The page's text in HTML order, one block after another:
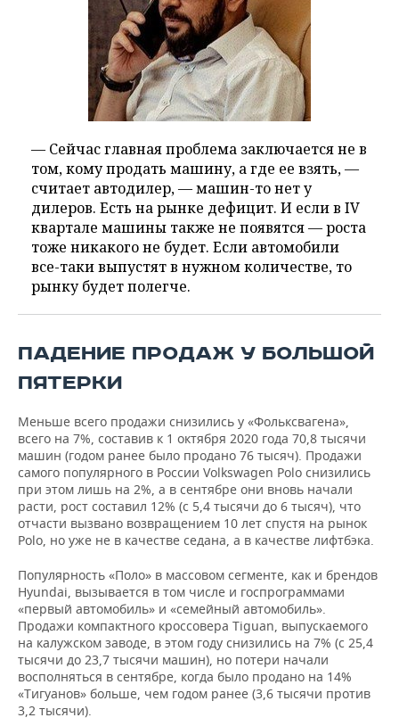
10 131
11
346
-11%
9 741
6
341
54%
Chevrolet
270
Ford 8 909
25
969
-66%
Chery 6 365
4
244
50%
734
Volvo 4 944
5
896
-16% 832
306
Porsche 4 301
4
200
2%
Land Rover 4 164
5
992
-31%
— Сейчас главная проблема заключается не в
том, кому продать машину, а где ее взять, —
считает автодилер, — машин-то нет у
дилеров. Есть на рынке дефицит. И если в IV
квартале машины также не появятся — роста
тоже никакого не будет. Если автомобили
все-таки выпустят в нужном количестве, то
рынку будет полегче.
ПАДЕНИЕ ПРОДАЖ У БОЛЬШОЙ
ПЯТЕРКИ
Меньше всего продажи снизились у «Фольксвагена»,
всего на 7%, составив к 1 октября 2020 года 70,8 тысячи
машин (годом ранее было продано 76 тысяч). Продажи
самого популярного в России Volkswagen Polo снизились
при этом лишь на 2%, а в сентябре они вновь начали
расти, рост составил 12% (с 5,4 тысячи до 6 тысяч), что
отчасти вызвано возвращением 10 лет спустя на рынок
Polo, но уже не в качестве седана, а в качестве лифтбэка.
Популярность «Поло» в массовом сегменте, как и брендов
Hyundai, вызывается в том числе и госпрограммами
«первый автомобиль» и «семейный автомобиль».
Продажи компактного кроссовера Tiguan, выпускаемого
на калужском заводе, в этом году снизились на 7% (с 25,4
тысячи до 23,7 тысячи машин), но потери начали
восполняться в сентябре, когда было продано на 14%
«Тигуанов» больше, чем годом ранее (3,6 тысячи против
3,2 тысячи).